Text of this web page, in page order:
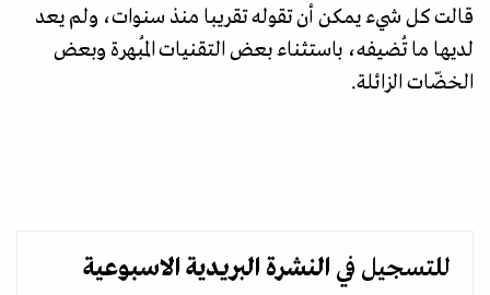
قالت كل شيء يمكن أن تقوله تقريبا منذ سنوات، ولم يعد
لديها ما تُضيفه، باستثناء بعض التقنيات المُبهرة وبعض
الخضّات الزائلة.
للتسجيل في النشرة البريدية الاسبوعية